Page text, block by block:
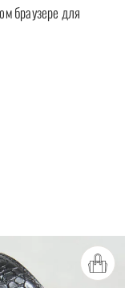
браузере для